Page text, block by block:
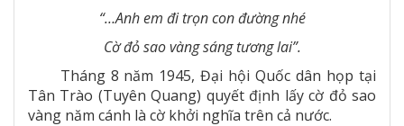
“…Anh em đi trọn con đường nhé
Cờ đỏ sao vàng sáng tương lai”.
Tháng 8 năm 1945, Đại hội Quốc dân họp tại
Tân Trào (Tuyên Quang) quyết định lấy cờ đỏ sao
vàng năm cánh là cờ khởi nghĩa trên cả nước.